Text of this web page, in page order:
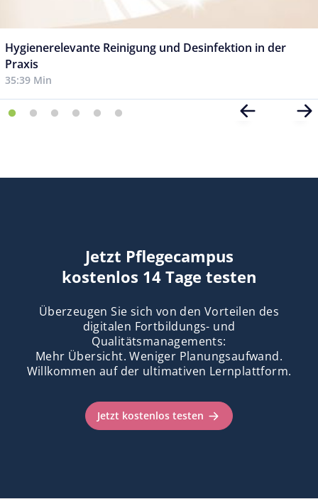
Hygienerelevante Reinigung und Desinfektion in der
Praxis
35:39 Min
Jetzt Pflegecampus
kostenlos 14 Tage testen
Überzeugen Sie sich von den Vorteilen des
digitalen Fortbildungs- und
Qualitätsmanagements:
Mehr Übersicht. Weniger Planungsaufwand.
Willkommen auf der ultimativen Lernplattform.
Jetzt kostenlos testen